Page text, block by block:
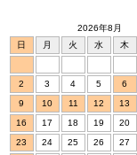
2026年8月
日
月 火 水 木
2
3 4 5 6
9
10 11 12 13
16
17 18 19 20
23
24 25 26 27